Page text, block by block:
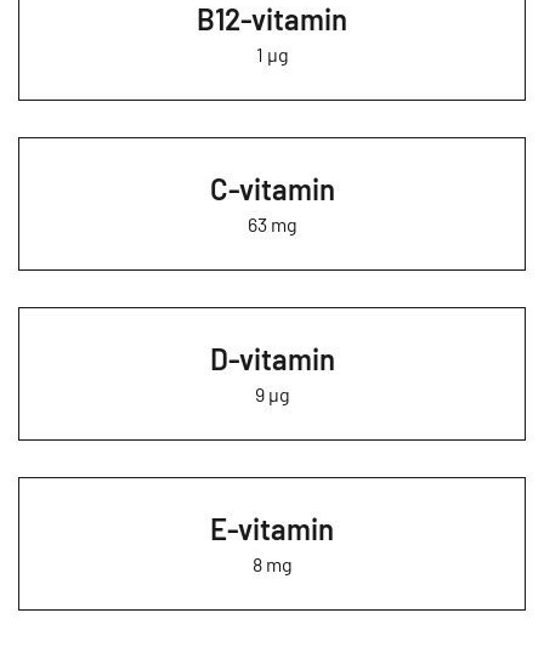
B12-vitamin
1 µg
C-vitamin
63 mg
D-vitamin
9 µg
E-vitamin
8 mg